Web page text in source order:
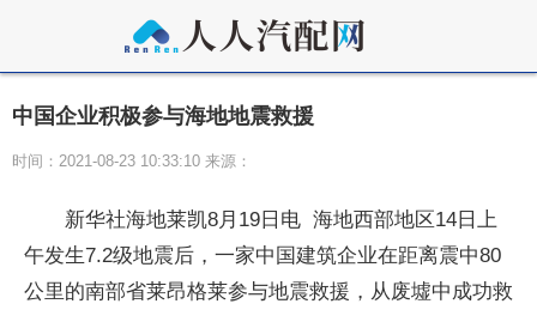
中国企业积极参与海地地震救援
时间：2021-08-23 10:33:10 来源：
新华社海地莱凯8月19日电 海地西部地区14日上
午发生7.2级地震后，一家中国建筑企业在距离震中80
公里的南部省莱昂格莱参与地震救援，从废墟中成功救